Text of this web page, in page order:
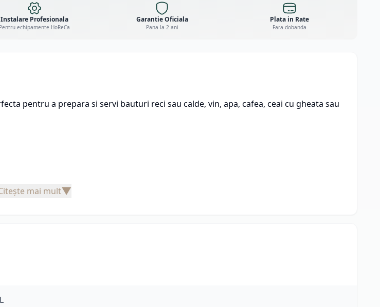
Instalare Profesionala
Pentru echipamente HoReCa
Garantie Oficiala
Pana la 2 ani
Plata in Rate
Fara dobanda
pentru a prepara si servi bauturi reci sau calde, vin, apa, cafea, ceai cu gheata sau
mai mult▼